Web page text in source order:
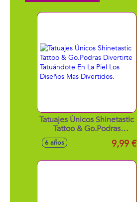
Tatuajes Únicos Shinetastic
Tattoo & Go.Podras
Divertirte Tatuándote En
La Piel Los Diseños Mas
6 años 9,99 €